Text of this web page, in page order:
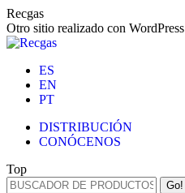
Skip
to
content
Recgas
Otro sitio realizado con WordPress
ES
EN
PT
DISTRIBUCIÓN
CONÓCENOS
Top
Search: